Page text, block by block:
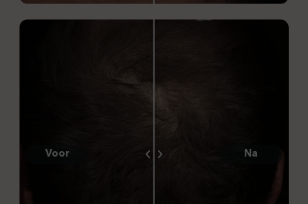
Voor Na